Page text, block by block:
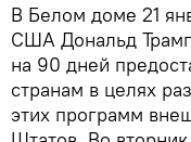
В Белом доме 21
США Дональд
на 90 дней
странам в целях
этих программ